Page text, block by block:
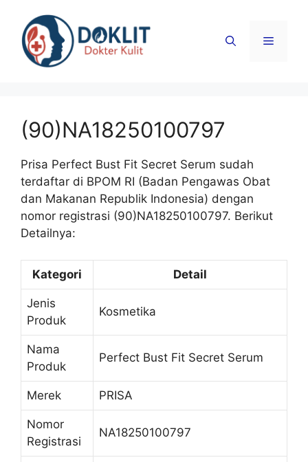
Menu
(90)NA18250100797
Prisa Perfect Bust Fit Secret Serum sudah
terdaftar di BPOM RI (Badan Pengawas Obat
dan Makanan Republik Indonesia) dengan
nomor registrasi (90)NA18250100797. Berikut
Detailnya:
Kategori Detail
Jenis
Produk
Kosmetika
Nama
Produk
Perfect Bust Fit Secret Serum
Merek PRISA
Nomor
Registrasi
NA18250100797